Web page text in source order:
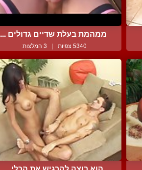
ממהמת בעלת שדיים גדולים ...
5340 צפיות | 3 המלצות